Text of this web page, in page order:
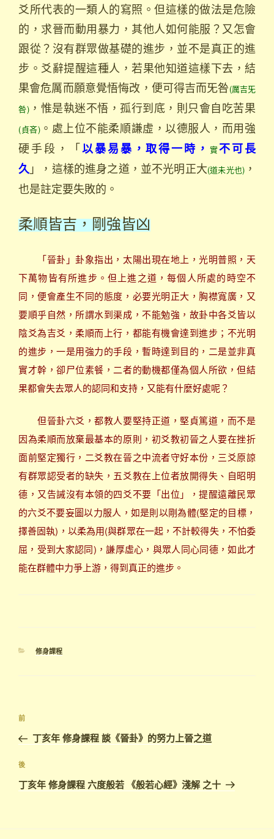
爻所代表的一類人的寫照。但這樣的做法是危險
的，求晉而動用暴力，其他人如何能服？又怎會
跟從？沒有群眾做基礎的進步，並不是真正的進
步。爻辭提醒這種人，若果他知道這樣下去，結
果會危厲而願意覺悟悔改，便可得吉而旡咎(厲吉旡
咎)，惟是執迷不悟，孤行到底，則只會自吃苦果
(貞吝)。處上位不能柔順謙虛，以德服人，而用強
硬手段，「以暴易暴，取得一時， 實不可長
久」，這樣的進身之道，並不光明正大(道未光也)，
也是註定要失敗的。
柔順皆吉，剛強皆凶
「晉卦」卦象指出，太陽出現在地上，光明普照，天
下萬物皆有所進步。但上進之道，每個人所處的時空不
同，便會產生不同的態度，必要光明正大，胸襟寬廣，又
要順乎自然，所謂水到渠成，不能勉強，故卦中各爻皆以
陰爻為吉爻，柔順而上行，都能有機會達到進步；不光明
的進步，一是用強力的手段，暫時達到目的，二是並非真
實才幹，卻尸位素餐，二者的動機都僅為個人所欲，但結
果都會失去眾人的認同和支持，又能有什麼好處呢？
但晉卦六爻，都教人要堅持正道，堅貞篤道，而不是
因為柔順而放棄最基本的原則，初爻教初晉之人要在挫折
面前堅定獨行，二爻教在晉之中流者守好本份，三爻原諒
有群眾認受者的缺失，五爻教在上位者放開得失、自昭明
德，又告誡沒有本領的四爻不要「出位」，提醒遠離民眾
的六爻不要妄圖以力服人，如是則以剛為體(堅定的目標，
擇善固執)，以柔為用(與群眾在一起，不計較得失，不怕委
屈，受到大家認同)，謙厚虛心，與眾人同心同德，如此才
能在群體中力爭上游，得到真正的進步。
分
修身課程
文
導
覽
上
一
篇
文
章
前
丁亥年 修身課程 談《晉卦》的努力上晉之道
下
篇
文
後
丁亥年 修身課程 六度般若 《般若心經》淺解 之十